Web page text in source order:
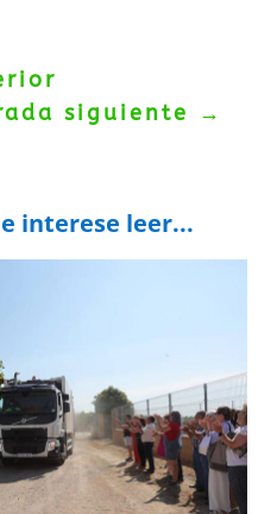
siguiente
→
interese leer...